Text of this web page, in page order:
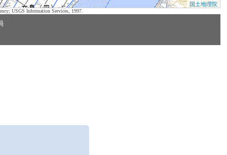
国土地理院
USGS Information Services, 1997.